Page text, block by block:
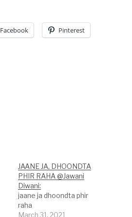
Facebook Pinterest
JAANE JA, DHOONDTA
PHIR RAHA @Jawani
Diwani:
jaane ja dhoondta phir
raha
March 31, 2021